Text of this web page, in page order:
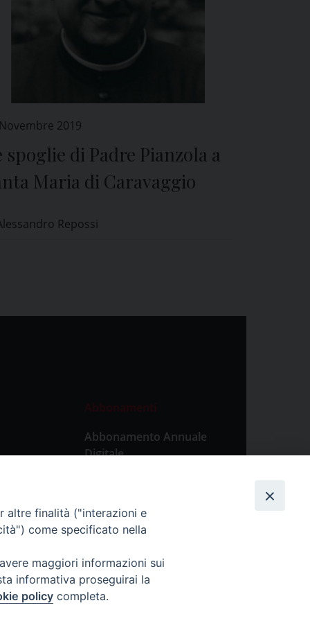
2019
spoglie di Padre Pianzola a
Maria di Caravaggio
Repossi
Abbonamenti
Abbonamento Annuale
Digitale
Abbonamento Singola
Copia Digitale
altre finalità ("interazioni e
come specificato nella
maggiori informazioni sui
informativa proseguirai la
policy completa.